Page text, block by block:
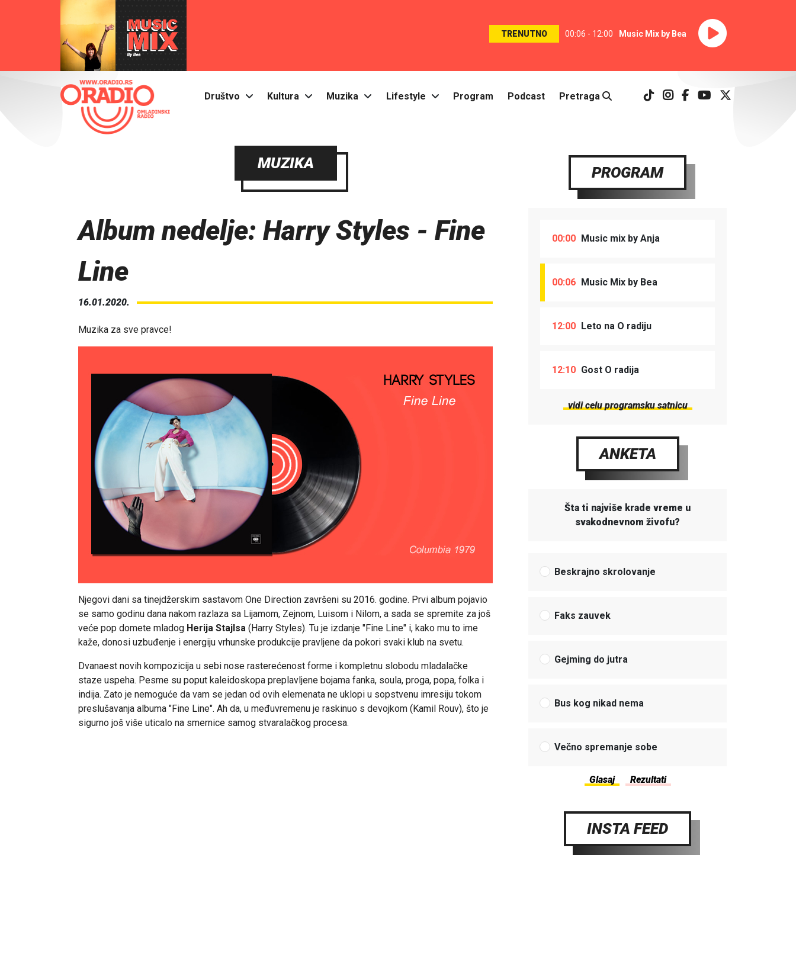
TRENUTNO 00:06 - 12:00 Music Mix by Bea
Društvo Kultura Muzika Lifestyle Program Podcast Pretraga
MUZIKA
Album nedelje: Harry Styles - Fine
Line
16.01.2020.
Muzika za sve pravce!
Njegovi dani sa tinejdžerskim sastavom One Direction završeni su 2016. godine. Prvi album pojavio
se samo godinu dana nakom razlaza sa Lijamom, Zejnom, Luisom i Nilom, a sada se spremite za još
veće pop domete mladog Herija Stajlsa (Harry Styles). Tu je izdanje "Fine Line" i, kako mu to ime
kaže, donosi uzbuđenje i energiju vrhunske produkcije pravljene da pokori svaki klub na svetu.
Dvanaest novih kompozicija u sebi nose rasterećenost forme i kompletnu slobodu mladalačke
staze uspeha. Pesme su poput kaleidoskopa preplavljene bojama fanka, soula, proga, popa, folka i
indija. Zato je nemoguće da vam se jedan od ovih elemenata ne uklopi u sopstvenu imresiju tokom
preslušavanja albuma "Fine Line". Ah da, u međuvremenu je raskinuo s devojkom (Kamil Rouv), što je
sigurno još više uticalo na smernice samog stvaralačkog procesa.
PROGRAM
00:00 Music mix by Anja
00:06 Music Mix by Bea
12:00 Leto na O radiju
12:10 Gost O radija
vidi celu programsku satnicu
ANKETA
Šta ti najviše krade vreme u
svakodnevnom živofu?
Beskrajno skrolovanje
Faks zauvek
Gejming do jutra
Bus kog nikad nema
Večno spremanje sobe
INSTA FEED